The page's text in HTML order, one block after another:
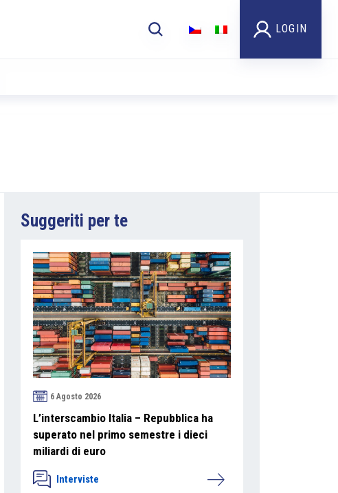
LOGIN
Suggeriti per te
6 Agosto 2026
L’interscambio Italia – Repubblica ha
superato nel primo semestre i dieci
miliardi di euro
Interviste